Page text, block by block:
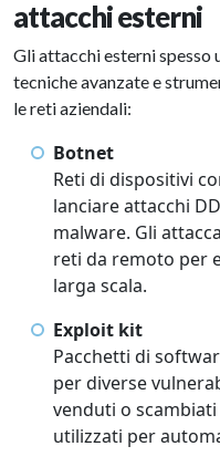
attacchi esterni
Gli attacchi esterni spesso
tecniche avanzate e
le reti aziendali:
Botnet
Reti di dispositivi
lanciare attacchi
malware. Gli
reti da remoto per
larga scala.
Exploit kit
Pacchetti di
per diverse
venduti o
utilizzati per